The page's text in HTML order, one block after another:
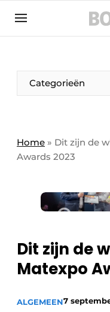
Aanmelden
Bedrijven
Bedrijven
Contact
Evenement
Meest gelezen
Podcasts
Privacy /
Categorieën
Home » Dit zijn de
Awards 2023
Dit zijn de
Matexpo
ALGEMEEN7